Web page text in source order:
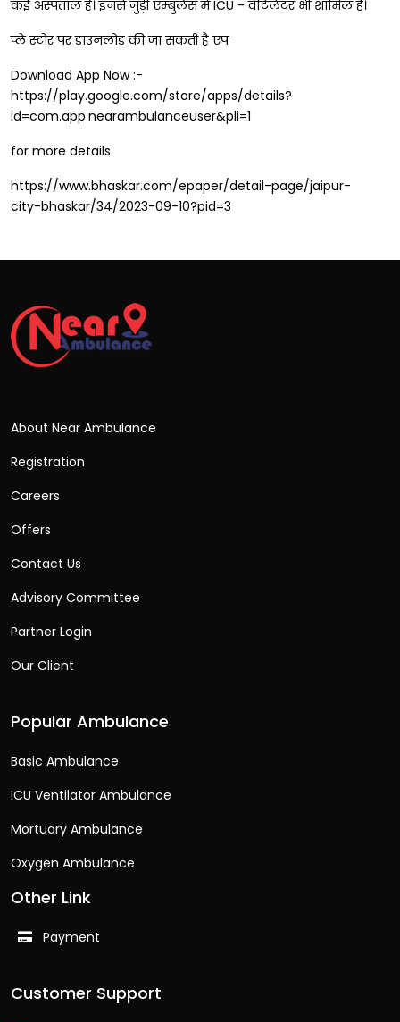
कई अस्पताल हैं। इनसे जुड़ी एम्बुलेंस में ICU - वेंटिलेटर भी शामिल है।
प्ले स्टोर पर डाउनलोड की जा सकती है एप
Download App Now :-
https://play.google.com/store/apps/details?
id=com.app.nearambulanceuser&pli=1
for more details
https://www.bhaskar.com/epaper/detail-page/jaipur-
city-bhaskar/34/2023-09-10?pid=3
About Near Ambulance
Registration
Careers
Offers
Contact Us
Advisory Committee
Partner Login
Our Client
Popular Ambulance
Basic Ambulance
ICU Ventilator Ambulance
Mortuary Ambulance
Oxygen Ambulance
Other Link
Payment
Customer Support